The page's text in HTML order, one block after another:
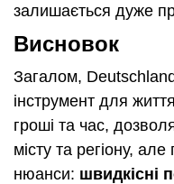
залишається дуже
Висновок
Загалом,
інструмент для
гроші та час,
місту та регіону,
нюанси: швидкісні